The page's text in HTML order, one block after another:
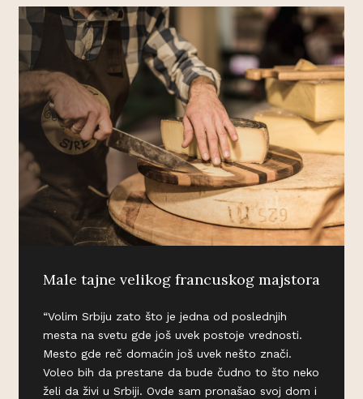
Male tajne velikog francuskog majstora
“Volim Srbiju zato što je jedna od poslednjih
mesta na svetu gde još uvek postoje vrednosti.
Mesto gde reč domaćin još uvek nešto znači.
Voleo bih da prestane da bude čudno to što neko
želi da živi u Srbiji. Ovde sam pronašao svoj dom i